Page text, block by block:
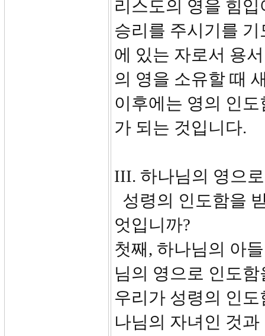
리스도의 영을 힘
승리를 주시기를
에 있는 자로서 용
의 영을 소유할 때
이후에는 영의 인
가 되는 것입니다.
III. 하나님의 영으
성령의 인도함을
엇입니까?
첫째, 하나님의 아
님의 영으로 인도
우리가 성령의 인
나님의 자녀인 것